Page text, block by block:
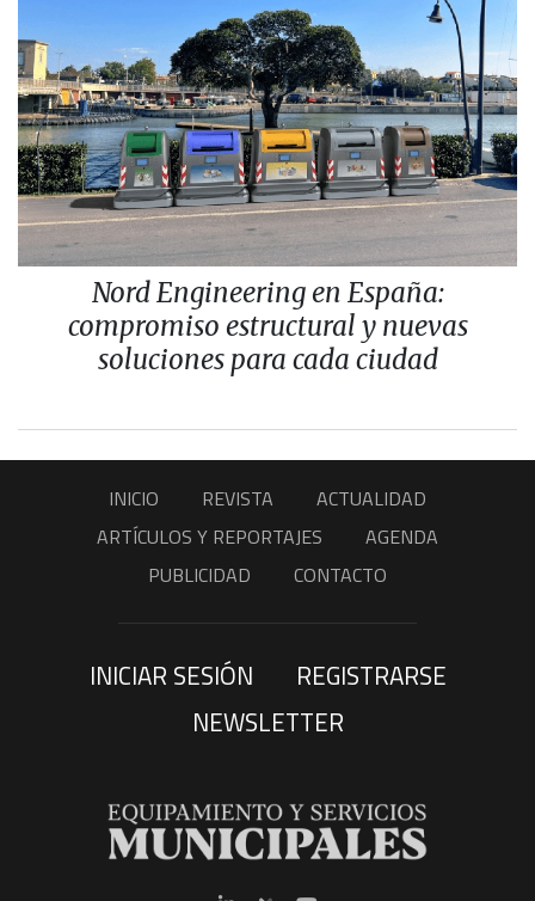
Nord Engineering en España:
compromiso estructural y nuevas
soluciones para cada ciudad
INICIO REVISTA
ACTUALIDAD
ARTÍCULOS Y REPORTAJES
AGENDA
PUBLICIDAD
CONTACTO
INICIAR SESIÓN
REGISTRARSE
NEWSLETTER